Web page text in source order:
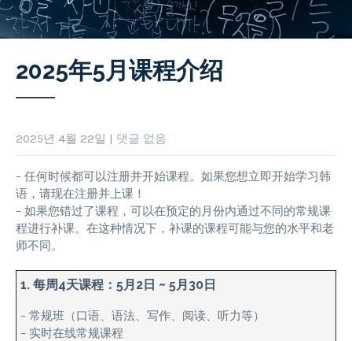
2025年5月课程介绍
2025년 4월 22일 | 댓글 없음
– 任何时候都可以注册并开始课程。如果您想立即开始学习韩
语，请现在注册并上课！
– 如果您错过了课程，可以在预定的月份内通过不同的常规课
程进行补课。在这种情况下，补课的课程可能与您的水平和老
师不同。
1. 每周4天课程：5月2日 ~ 5月30日
– 常规班（口语、语法、写作、阅读、听力等）
– 实时在线常规课程